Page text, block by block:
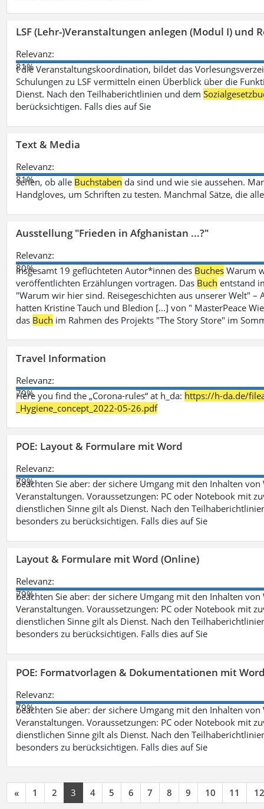
LSF (Lehr-)Veranstaltungen anlegen (Modul I) und
Relevanz:
81%
t die Veranstaltungskoordination, bildet das
Schulungen zu LSF vermitteln einen Überblick über die
Dienst. Nach den Teilhaberichtlinien und dem
berücksichtigen. Falls dies auf Sie
Text & Media
Relevanz:
81%
sehen, ob alle Buchstaben da sind und wie sie aussehen.
Handgloves, um Schriften zu testen. Manchmal Sätze, die
Ausstellung "Frieden in Afghanistan ...?"
Relevanz:
80%
insgesamt 19 geflüchteten Autor*innen des Buches Warum
veröffentlichten Erzählungen vortragen. Das Buch entstand
"Warum wir hier sind. Reisegeschichten aus unserer Welt"
hatten Kristine Tauch und Bledion [...] von " MasterPeace
das Buch im Rahmen des Projekts "The Story Store" im
Travel Information
Relevanz:
79%
Here you find the „Corona-rules“ at h_da: https://h-da.de/
_Hygiene_concept_2022-05-26.pdf
POE: Layout & Formulare mit Word
Relevanz:
79%
beachten Sie aber: der sichere Umgang mit den Inhalten
Veranstaltungen. Voraussetzungen: PC oder Notebook mit
dienstlichen Sinne gilt als Dienst. Nach den
besonders zu berücksichtigen. Falls dies auf Sie
Layout & Formulare mit Word (Online)
Relevanz:
79%
beachten Sie aber: der sichere Umgang mit den Inhalten
Veranstaltungen. Voraussetzungen: PC oder Notebook mit
dienstlichen Sinne gilt als Dienst. Nach den
besonders zu berücksichtigen. Falls dies auf Sie
POE: Formatvorlagen & Dokumentationen mit
Relevanz:
79%
beachten Sie aber: der sichere Umgang mit den Inhalten
Veranstaltungen. Voraussetzungen: PC oder Notebook mit
dienstlichen Sinne gilt als Dienst. Nach den
besonders zu berücksichtigen. Falls dies auf Sie
« 1 2 3 4 5 6 7 8 9 10 11 12